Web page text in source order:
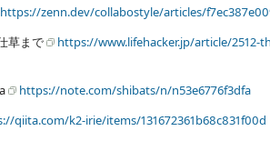
https://zenn.dev/collabostyle/articles/
草まで
https://www.lifehacker.jp/article/2512-
https://note.com/shibats/n/n53e6776f3dfa
qiita.com/k2-irie/items/131672361b68c831f00d